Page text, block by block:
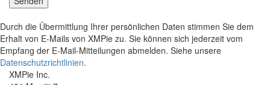
Durch die Übermittlung Ihrer persönlichen Daten stimmen Sie dem
Erhalt von E-Mails von XMPie zu. Sie können sich jederzeit vom
Empfang der E-Mail-Mitteilungen abmelden. Siehe unsere
Datenschutzrichtlinien.
XMPie Inc.